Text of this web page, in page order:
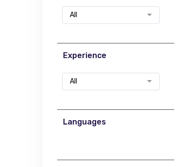
All
Experience
All
Languages